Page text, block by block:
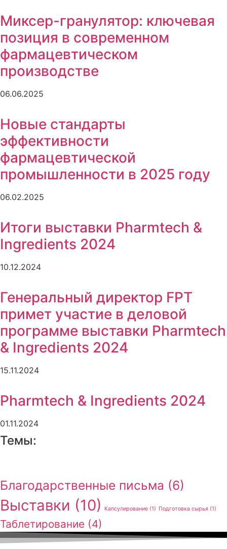
Миксер-гранулятор: ключевая
позиция в современном
фармацевтическом
производстве
06.06.2025
Новые стандарты
эффективности
фармацевтической
промышленности в 2025 году
06.02.2025
Итоги выставки Pharmtech &
Ingredients 2024
10.12.2024
Генеральный директор FPT
примет участие в деловой
программе выставки Pharmtech
& Ingredients 2024
15.11.2024
Pharmtech & Ingredients 2024
01.11.2024
Темы:
Благодарственные письма (6)
Выставки (10) Капсулирование (1) Подготовка сырья (1)
Таблетирование (4)